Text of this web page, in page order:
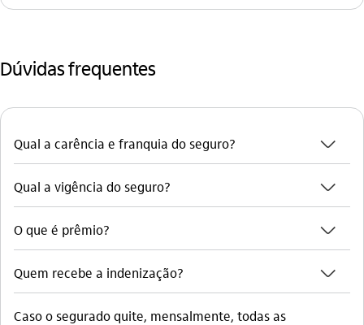
Dúvidas frequentes
Qual a carência e franquia do seguro? seta_baixo
Qual a vigência do seguro? seta_baixo
O que é prêmio? seta_baixo
Quem recebe a indenização? seta_baixo
Caso o segurado quite, mensalmente, todas as